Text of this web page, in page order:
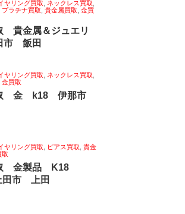
ヤリング買取 ネックレス買取
プラチナ買取 貴金属買取 金買
貴金属＆ジュエリ
市 飯田
ヤリング買取 ネックレス買取
金買取
金 k18 伊那市
ヤリング買取 ピアス買取 貴金
取
金製品 K18
市 上田